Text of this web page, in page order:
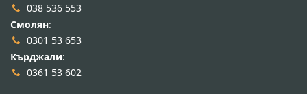
038 536 553
Смолян:
0301 53 653
Кърджали:
0361 53 602